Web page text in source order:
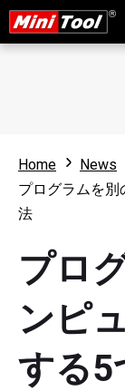
Home
News
プログラムを
法
プロ
ンピ
する5